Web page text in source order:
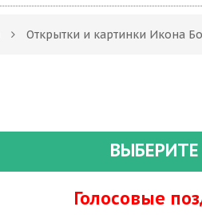
Открытки и картинки Икона
Голосовые